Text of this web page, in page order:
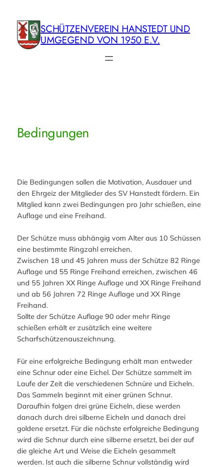
Inhalt
springen
SCHÜTZENVEREIN HANSTEDT UND
UMGEGEND VON 1950 E.V.
Bedingungen
Die Bedingungen sollen die Motivation, Ausdauer und
den Ehrgeiz der Mitglieder des SV Hanstedt fördern. Ein
Mitglied kann zwei Bedingungen pro Jahr schießen, eine
Auflage und eine Freihand.
Der Schütze muss abhängig vom Alter aus 10 Schüssen
eine bestimmte Ringzahl erreichen.
Zwischen 18 und 45 Jahren muss der Schütze 82 Ringe
Auflage und 55 Ringe Freihand erreichen, zwischen 46
und 55 Jahren XX Ringe Auflage und XX Ringe Freihand
und ab 56 Jahren 72 Ringe Auflage und XX Ringe
Freihand.
Sollte der Schütze Auflage 90 oder mehr Ringe
schießen erhält er zusätzlich eine weitere
Scharfschützenauszeichnung.
Für eine erfolgreiche Bedingung erhält man entweder
eine Schnur oder eine Eichel. Der Schütze sammelt im
Laufe der Zeit die verschiedenen Schnüre und Eicheln.
Das Sammeln beginnt mit einer grünen Schnur.
Daraufhin folgen drei grüne Eicheln, diese werden
danach durch drei silberne Eicheln und danach drei
goldene ersetzt. Für die nächste erfolgreiche Bedingung
wird die Schnur durch eine silberne ersetzt, bei der auf
die gleiche Art und Weise die Eicheln gesammelt
werden. Ist auch die silberne Schnur vollständig wird